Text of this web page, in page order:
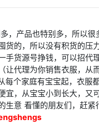
，产品也特别多，所以
货的，所以没有积货的压
手货源号挣钱，可以招代
让代理为你销售衣服，
每个家庭有宝宝起，衣服
宜，从宝宝小到长大，又
生意 看懂的朋友们，赶紧